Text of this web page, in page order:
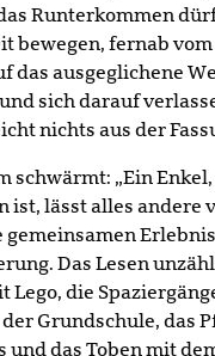
Runterkommen
bewegen, fernab
das ausgeglichene
sich darauf
nichts aus der
schwärmt: „Ein
ist, lässt alles andere
gemeinsamen
Das Lesen
Lego, die
Grundschule, das
und das Toben mit